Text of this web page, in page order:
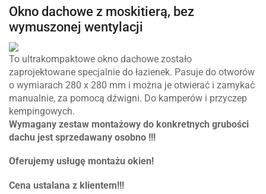
Okno dachowe z moskitierą, bez
wymuszonej wentylacji
To ultrakompaktowe okno dachowe zostało
zaprojektowane specjalnie do łazienek. Pasuje do otworów
o wymiarach 280 x 280 mm i można je otwierać i zamykać
manualnie, za pomocą dźwigni. Do kamperów i przyczep
kempingowych.
Wymagany zestaw montażowy do konkretnych grubości
dachu jest sprzedawany osobno !!!
Oferujemy usługę montażu okien!
Cena ustalana z klientem!!!